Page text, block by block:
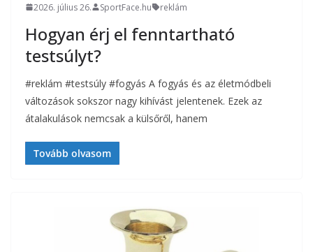
2026. július 26. SportFace.hu reklám
Hogyan érj el fenntartható
testsúlyt?
#reklám #testsúly #fogyás A fogyás és az életmódbeli
változások sokszor nagy kihívást jelentenek. Ezek az
átalakulások nemcsak a külsőről, hanem
Tovább olvasom